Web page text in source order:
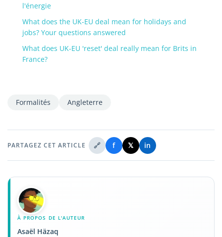
l'énergie
What does the UK-EU deal mean for holidays and
jobs? Your questions answered
What does UK-EU 'reset' deal really mean for Brits in
France?
Formalités Angleterre
PARTAGEZ CET ARTICLE 🔗 f 𝕏 in
À PROPOS DE L'AUTEUR
Asaël Häzaq